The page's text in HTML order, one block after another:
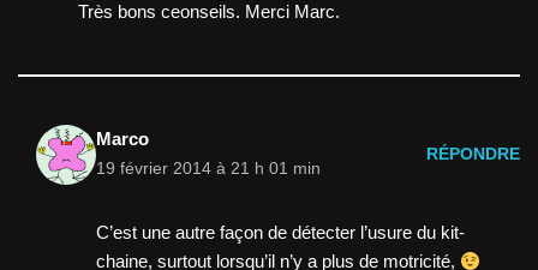
Très bons ceonseils. Merci Marc.
Marco
19 février 2014 à 21 h 01 min
RÉPONDRE
C’est une autre façon de détecter l’usure du kit-
chaine, surtout lorsqu’il n’y a plus de motricité,